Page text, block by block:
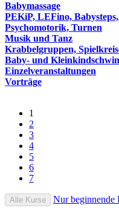
Babymassage
PEKiP, LEFino,
Psychomotorik, Turnen
Musik und Tanz
Krabbelgruppen,
Baby- und
Einzelveranstaltungen
Vorträge
1
2
3
4
5
6
7
Alle Kurse Nur beginnende